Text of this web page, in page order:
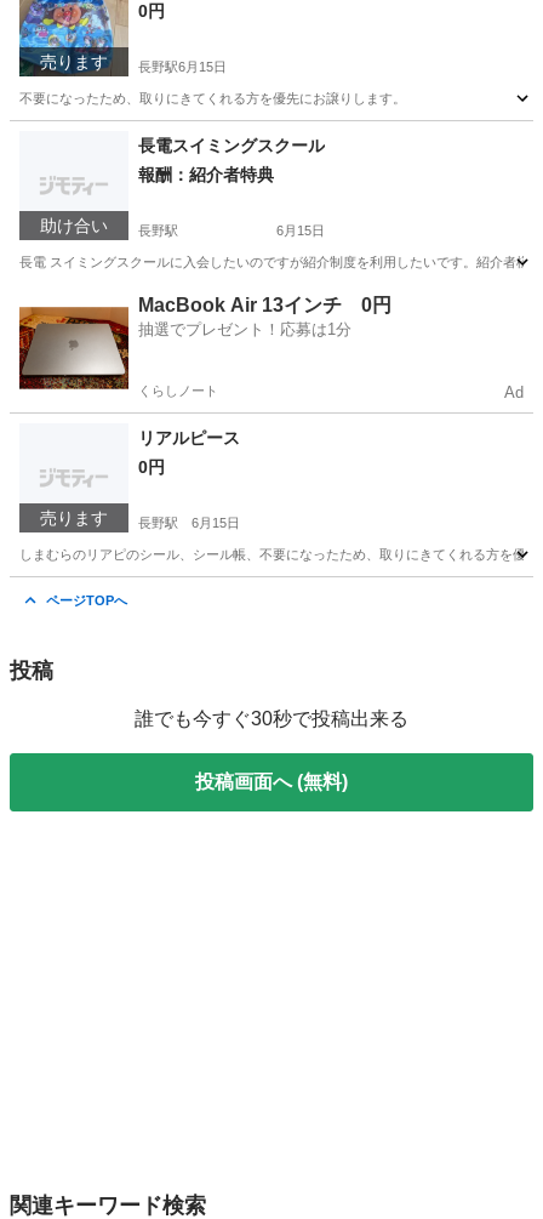
売ります
0円
長野駅6月15日
不要になったため、取りにきてくれる方を優先にお譲りします。
長野駅 キッズ用品
助け合い
長電スイミングスクール
報酬：紹介者特典
長野駅 6月15日
長電 スイミングスクールに入会したいのですが紹介制度を利用したいです。紹介者
長野駅 教えて
MacBook Air 13インチ 0円
抽選でプレゼント！応募は1分
くらしノート Ad
売ります
リアルピース
0円
長野駅 6月15日
しまむらのリアピのシール、シール帳、不要になったため、取りにきてくれる方を優
ページTOPへ
投稿
誰でも今すぐ30秒で投稿出来る
投稿画面へ (無料)
関連キーワード検索